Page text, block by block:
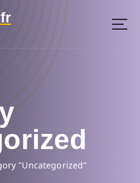
"Uncategorized"